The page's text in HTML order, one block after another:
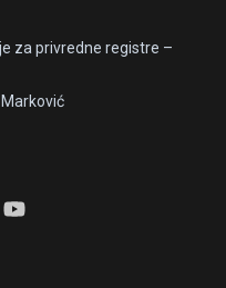
za privredne registre –